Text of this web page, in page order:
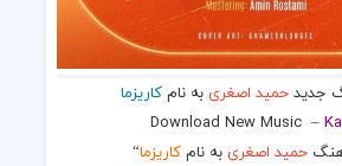
جدیدحمید اصغری به نامکاریزما
Download New Music –
حمید اصغری به نامکاریزما“